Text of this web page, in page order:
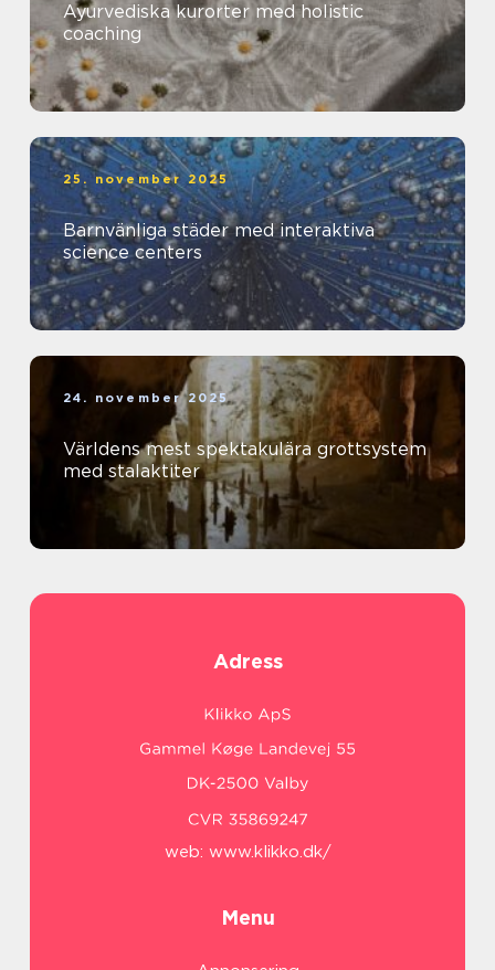
Ayurvediska kurorter med holistic
coaching
25. november 2025
Barnvänliga städer med interaktiva
science centers
24. november 2025
Världens mest spektakulära grottsystem
med stalaktiter
Adress
web: www.klikko.dk/
Menu